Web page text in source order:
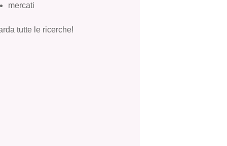
mercati
tutte le ricerche!